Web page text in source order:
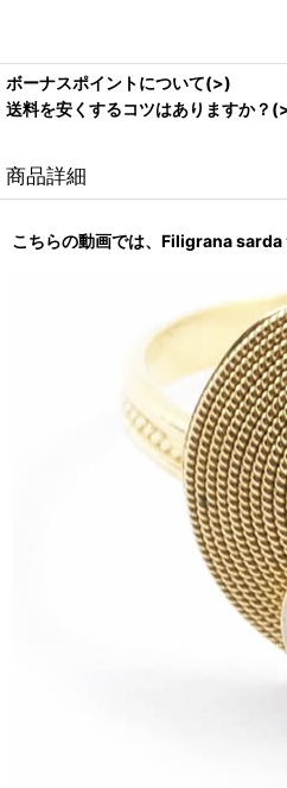
ボーナスポイントについて(>)
送料を安くするコツはありますか？
商品詳細
こちらの動画では、Filigrana sarda